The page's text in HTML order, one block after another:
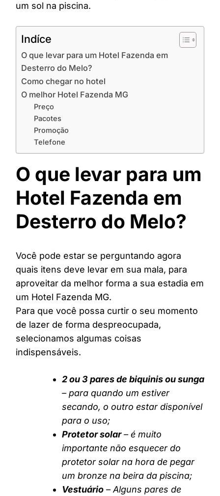
um sol na piscina.
Indíce
O que levar para um Hotel Fazenda em
Desterro do Melo?
Como chegar no hotel
O melhor Hotel Fazenda MG
Preço
Pacotes
Promoção
Telefone
O que levar para um
Hotel Fazenda em
Desterro do Melo?
Você pode estar se perguntando agora
quais itens deve levar em sua mala, para
aproveitar da melhor forma a sua estadia em
um Hotel Fazenda MG.
Para que você possa curtir o seu momento
de lazer de forma despreocupada,
selecionamos algumas coisas
indispensáveis.
2 ou 3 pares de biquinis ou sunga
– para quando um estiver
secando, o outro estar disponível
para o uso;
Protetor solar– é muito
importante não esquecer do
protetor solar na hora de pegar
um bronze na beira da piscina;
Vestuário – Alguns pares de